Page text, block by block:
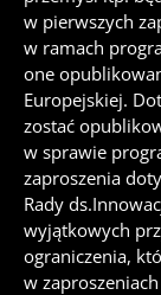
w pierwszych
w ramach
one
Europejskiej.
zostać
w sprawie
zaproszenia
Rady
wyjątkowych
ograniczenia,
w